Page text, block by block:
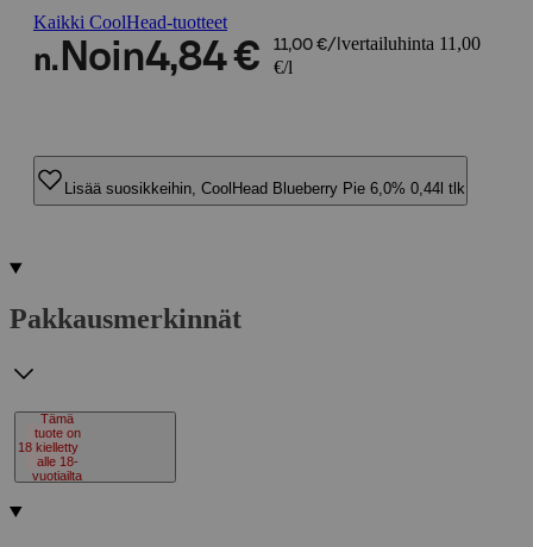
Kaikki CoolHead-tuotteet
n. Noin4,84 € 11,00 €/l vertailuhinta 11,00
€/l
Lisää suosikkeihin, CoolHead Blueberry Pie 6,0% 0,44l tlk
Pakkausmerkinnät
18
Tämä
tuote on
kielletty
alle 18-
vuotiailta